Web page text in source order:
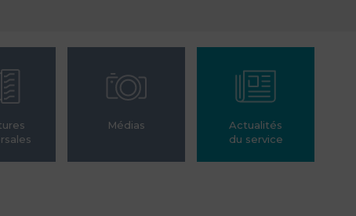
Médias
Actualités
du service